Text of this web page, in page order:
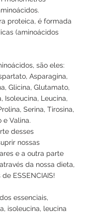
proteica, é formada
(aminoácidos
são eles:
Asparagina,
Glicina, Glutamato,
Isoleucina, Leucina,
Serina, Tirosina,
e Valina.
desses
nossas
e a outra parte
da nossa dieta,
ESSENCIAIS!
essenciais,
isoleucina, leucina